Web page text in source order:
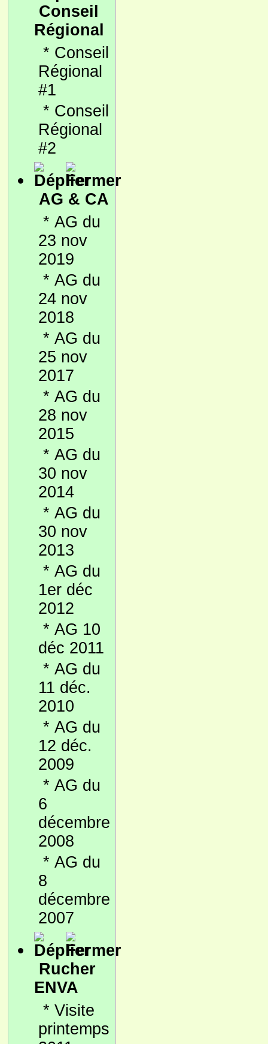
Conseil
Régional
* Conseil
Régional
#1
* Conseil
Régional
#2
AG & CA
* AG du
23 nov
2019
* AG du
24 nov
2018
* AG du
25 nov
2017
* AG du
28 nov
2015
* AG du
30 nov
2014
* AG du
30 nov
2013
* AG du
1er déc
2012
* AG 10
déc 2011
* AG du
11 déc.
2010
* AG du
12 déc.
2009
* AG du
6
décembre
2008
* AG du
8
décembre
2007
Rucher
ENVA
* Visite
printemps